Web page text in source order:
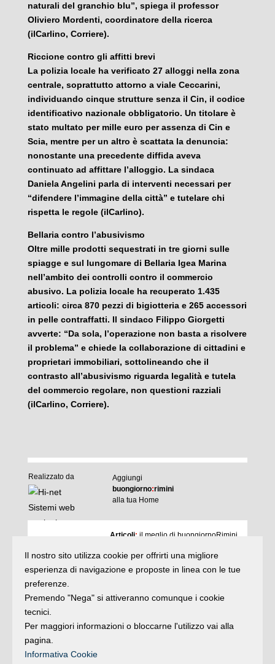
naturali del granchio blu”, spiega il professor
Oliviero Mordenti, coordinatore della ricerca
(ilCarlino, Corriere).
Riccione contro gli affitti brevi
La polizia locale ha verificato 27 alloggi nella zona
centrale, soprattutto attorno a viale Ceccarini,
individuando cinque strutture senza il Cin, il codice
identificativo nazionale obbligatorio. Un titolare è
stato multato per mille euro per assenza di Cin e
Scia, mentre per un altro è scattata la denuncia:
nonostante una precedente diffida aveva
continuato ad affittare l’alloggio. La sindaca
Daniela Angelini parla di interventi necessari per
“difendere l’immagine della città” e tutelare chi
rispetta le regole (ilCarlino).
Bellaria contro l’abusivismo
Oltre mille prodotti sequestrati in tre giorni sulle
spiagge e sul lungomare di Bellaria Igea Marina
nell’ambito dei controlli contro il commercio
abusivo. La polizia locale ha recuperato 1.435
articoli: circa 870 pezzi di bigiotteria e 265 accessori
in pelle contraffatti. Il sindaco Filippo Giorgetti
avverte: “Da sola, l’operazione non basta a risolvere
il problema” e chiede la collaborazione di cittadini e
proprietari immobiliari, sottolineando che il
contrasto all’abusivismo riguarda legalità e tutela
del commercio regolare, non questioni razziali
(ilCarlino, Corriere).
Realizzato da
Aggiungi
buongiorno:rimini
alla tua Home
Articoli
e rubriche I Articoli: il meglio di buongiornoRimini
Agenda
gli appuntamenti del giorno
Argomenti:la storia delle notizie
quasi un rotocalco
Iscrivitialla newsletter
Il nostro sito utilizza cookie per offrirti una migliore
esperienza di navigazione e proposte in linea con le tue
preferenze.
Premendo "Nega" si attiveranno comunque i cookie
tecnici.
Per maggiori informazioni o bloccarne l'utilizzo vai alla
pagina.
Informativa Cookie